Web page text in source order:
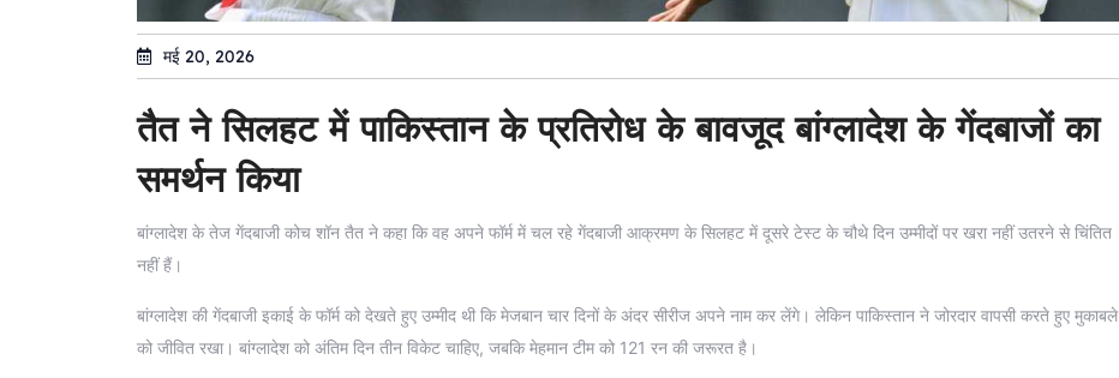
मई 20, 2026
तैत ने सिलहट में पाकिस्तान के प्रतिरोध के बावजूद बांग्लादेश के गेंदबाजों का
समर्थन किया
बांग्लादेश के तेज गेंदबाजी कोच शॉन तैत ने कहा कि वह अपने फॉर्म में चल रहे गेंदबाजी आक्रमण के सिलहट में दूसरे टेस्ट के चौथे दिन उम्मीदों पर खरा नहीं उतरने से चिंतित
नहीं हैं।
बांग्लादेश की गेंदबाजी इकाई के फॉर्म को देखते हुए उम्मीद थी कि मेजबान चार दिनों के अंदर सीरीज अपने नाम कर लेंगे। लेकिन पाकिस्तान ने जोरदार वापसी करते हुए मुकाबले
को जीवित रखा। बांग्लादेश को अंतिम दिन तीन विकेट चाहिए, जबकि मेहमान टीम को 121 रन की जरूरत है।